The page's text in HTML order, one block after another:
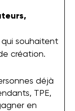
qui souhaitent
création.
déjà
TPE,
en